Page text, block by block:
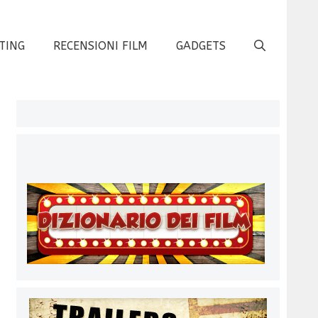
RECENSIONI FILM GADGETS